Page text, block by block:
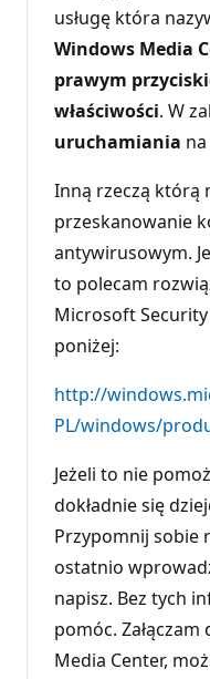
usługę która
Windows Media
prawym
właściwości. W
uruchamiania na
Inną rzeczą którą
przeskanowanie
antywirusowym.
to polecam
Microsoft Security
poniżej:
http://
PL/windows/
Jeżeli to nie
dokładnie się
Przypomnij sobie
ostatnio
napisz. Bez tych
pomóc.
Media Center,